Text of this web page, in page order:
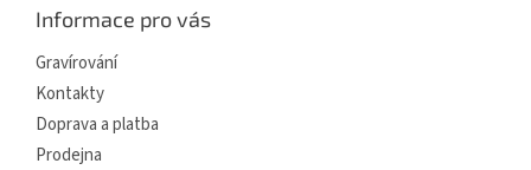
Informace pro vás
Gravírování
Kontakty
Doprava a platba
Prodejna